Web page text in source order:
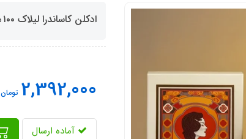
ادکلن کاساندرا لیلاک ۱۰۰ میل VOLARÉ | Cassandra Lilac (مشابه کازاموراتی لیرا )
2,392,000 تومان
آماده ارسال